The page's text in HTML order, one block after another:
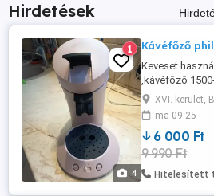
Hirdetések
4
1 Kávéfőző
Keveset
,kávéfőző
XVI. kerület,
ma 09:25
6 000 Ft
9 990 Ft
Hitelesített